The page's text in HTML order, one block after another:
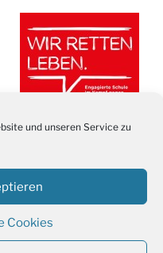
und unseren Service zu
Cookies